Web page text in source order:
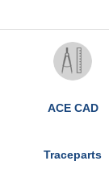
ACE CAD
Traceparts